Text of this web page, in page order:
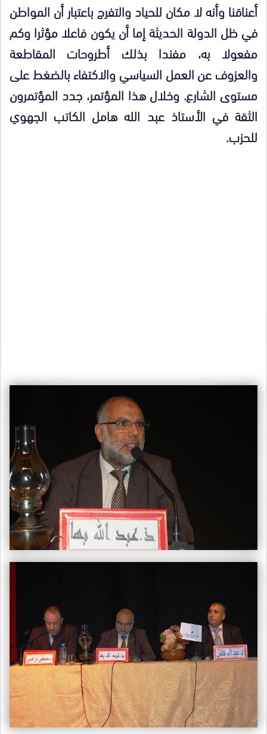
أعناقنا وأنه لا مكان للحياد والتفرج باعتبار أن المواطن
في ظل الدولة الحديثة إما أن يكون فاعلا مؤثرا وكم
مفعولا به، مفندا بذلك أطروحات المقاطعة
والعزوف عن العمل السياسي والاكتفاء بالضغط على
مستوى الشارع. وخلال هذا المؤتمر، جدد المؤتمرون
الثقة في الأستاذ عبد الله هامل الكاتب الجهوي
للحزب.